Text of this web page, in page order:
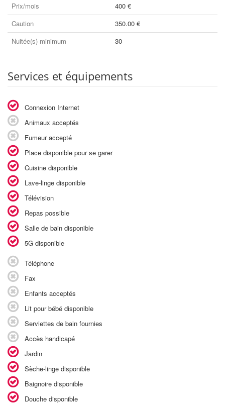
Prix/mois
400 €
Caution
350.00 €
Nuitée(s) minimum
30
Services et équipements
Connexion Internet
Animaux acceptés
Fumeur accepté
Place disponible pour se garer
Cuisine disponible
Lave-linge disponible
Télévision
Repas possible
Salle de bain disponible
5G disponible
Téléphone
Fax
Enfants acceptés
Lit pour bébé disponible
Serviettes de bain fournies
Accès handicapé
Jardin
Sèche-linge disponible
Baignoire disponible
Douche disponible